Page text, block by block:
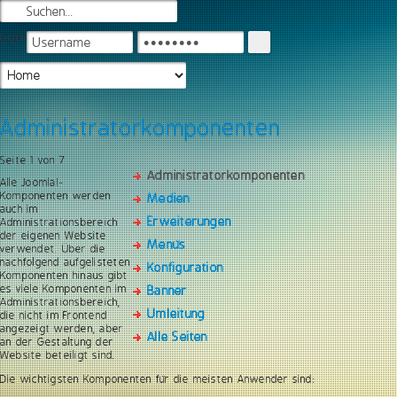
Login
Administratorkomponenten
Administratorkomponenten
Medien
Erweiterungen
Menüs
Konfiguration
Banner
Umleitung
Alle Seiten
Seite 1 von 7
Alle Joomla!-
Komponenten werden
auch im
Administrationsbereich
der eigenen Website
verwendet. Über die
nachfolgend aufgelisteten
Komponenten hinaus gibt
es viele Komponenten im
Administrationsbereich,
die nicht im Frontend
angezeigt werden, aber
an der Gestaltung der
Website beteiligt sind.
Die wichtigsten Komponenten für die meisten Anwender sind: